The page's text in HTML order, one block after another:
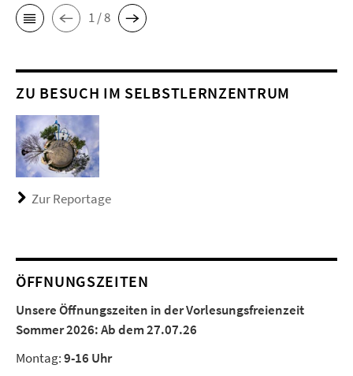
1 / 8
ZU BESUCH IM SELBSTLERNZENTRUM
Zur Reportage
ÖFFNUNGSZEITEN
Unsere Öffnungszeiten in der Vorlesungsfreienzeit
Sommer 2026:Ab dem 27.07.26
Montag:9-16 Uhr